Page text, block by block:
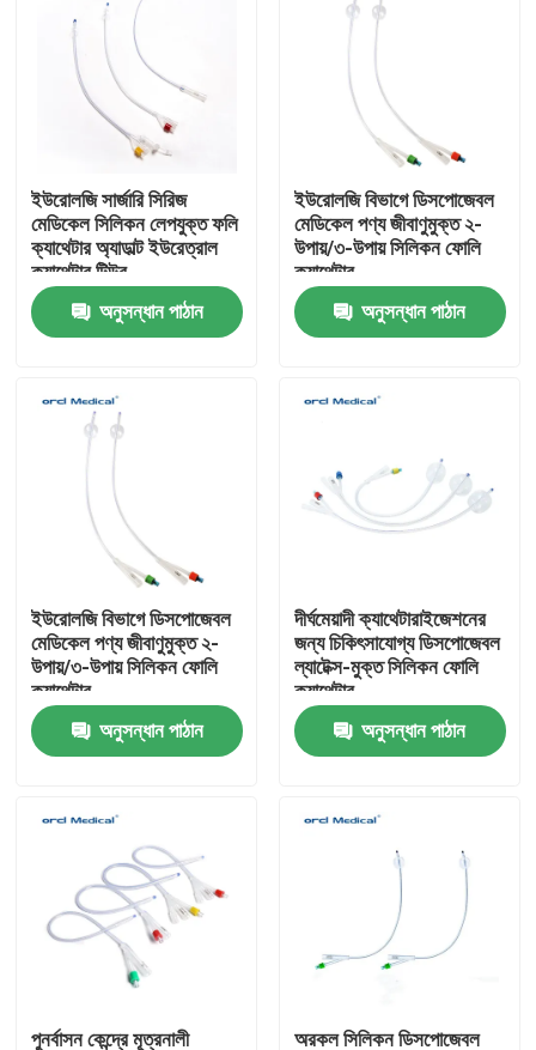
আমাদের সম্পর্কে
কারখানা ভ্রমণ
গুণমান নিয়ন্ত্রণ
আমাদের সাথে যোগাযোগ
রিইনফোর্সড এন্ডোট্র্যাকিয়াল টিউব
ইউরোলজি সার্জারি সিরিজ
মেডিকেল সিলিকন লেপযুক্ত ফলি
ক্যাথেটার অ্যাডাল্ট ইউরেত্রাল
ক্যাথেটার টিউব
অনুসন্ধান পাঠান
ইউরোলজি বিভাগে ডিসপোজেবল
মেডিকেল পণ্য জীবাণুমুক্ত ২-
উপায়/৩-উপায় সিলিকন ফোলি
ক্যাথেটার
অনুসন্ধান পাঠান
ইউরোলজি বিভাগে ডিসপোজেবল
মেডিকেল পণ্য জীবাণুমুক্ত ২-
উপায়/৩-উপায় সিলিকন ফোলি
ক্যাথেটার
অনুসন্ধান পাঠান
দীর্ঘমেয়াদী ক্যাথেটারাইজেশনের
জন্য চিকিৎসাযোগ্য ডিসপোজেবল
ল্যাটেক্স-মুক্ত সিলিকন ফোলি
ক্যাথেটার
অনুসন্ধান পাঠান
পুনর্বাসন কেন্দ্রে মূত্রনালী অরকল সিলিকন ডিসপোজেবল